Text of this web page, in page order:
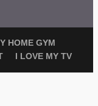
HOME GYM
I LOVE MY TV